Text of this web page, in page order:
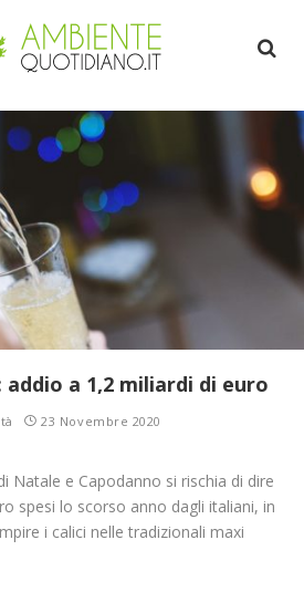
a 1,2 miliardi di euro
23 Novembre 2020
Natale e Capodanno si rischia di dire
spesi lo scorso anno dagli italiani, in
i calici nelle tradizionali maxi